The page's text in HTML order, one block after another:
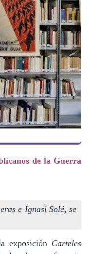
de la Guerra
e Ignasi Solé, se
exposición Carteles